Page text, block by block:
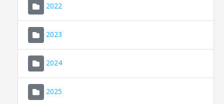
2022
2023
2024
2025